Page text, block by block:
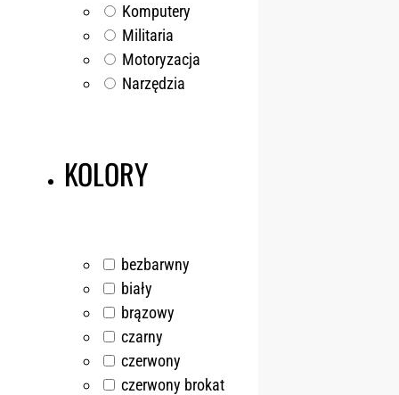
Komputery
Militaria
Motoryzacja
Narzędzia
KOLORY
bezbarwny
biały
brązowy
czarny
czerwony
czerwony brokat